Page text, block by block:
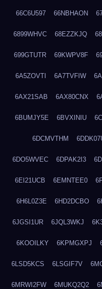
66C6U597 66NBHAON
6899WHVC 68EZZKJQ
699GTUTR 69KWPV8F
6A5ZOVTI 6A7TVFIW
6AX21SAB 6AX80CNX
6BUMJY5E 6BVXINIU
6DCMVTHM
6DO5WVEC 6DPAK2I3
6EI21UCB 6EMNTEE0
6H6L0Z3E 6HD2DCBO
6JGSI1UR 6JQL3WKJ
6KOOILKY 6KPMGXPJ
6LSD5KCS 6LSGIF7V
6MRWI2FW 6MUKQ2Q2